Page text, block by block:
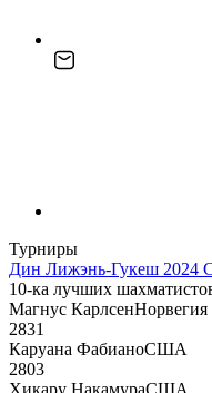
Турниры
Дин Лижэнь-Гукеш 2024
10-ка лучших
Магнус КарлсенНорвегия
2831
Каруана ФабианоСША
2803
Хикару НакамураСША